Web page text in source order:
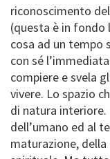
riconoscimento
(questa è in fondo
cosa ad un tempo
con sé
compiere e svela
vivere. Lo spazio
di natura interiore.
dell’umano ed al
maturazione, della